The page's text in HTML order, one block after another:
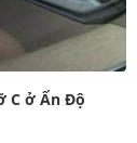
C ở Ấn Độ